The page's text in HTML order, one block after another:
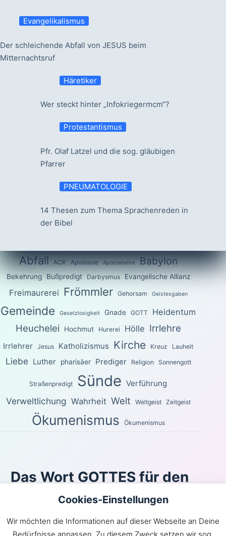
Evangelikalismus
Der schleichende Abfall von JESUS beim
Mitternachtsruf
Häretiker
Wer steckt hinter „Infokriegermcm“?
Protestantismus
Pfr. Olaf Latzel und die sog. gläubigen
Pfarrer
PNEUMATOLOGIE
14 Thesen zum Thema Sprachenreden in
der Bibel
Abfall ACK Apostasie Apostellehre Babylon
Bekehrung Bußpredigt Darbysmus Evangelische Allianz
Freimaurerei Frömmler Gehorsam Geistesgaben
Gemeinde Gesetzlosigkeit Gnade GOTT Heidentum
Heuchelei Hochmut Hurerei Hölle Irrlehre
Irrlehrer Jesus Katholizismus Kirche Kreuz Lauheit
Liebe Luther pharisäer Prediger Religion Sonnengott
Straßenpredigt Sünde Verführung
Verweltlichung Wahrheit Welt Weltgeist Zeitgeist
Ökumenismus Ökumenismus
Das Wort GOTTES für den
heutigen Tag
Sondern wie der, welcher euch berufen hat, heilig ist,
seid auch ihr im ganzen Wandel heilig! Denn es steht
Cookies-Einstellungen
Wir möchten die Informationen auf dieser Webseite an Deine